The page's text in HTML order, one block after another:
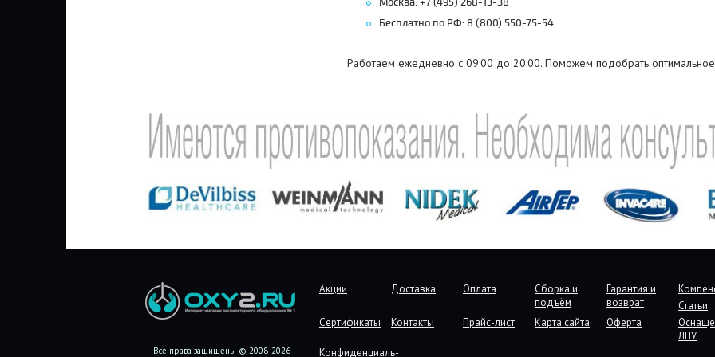
Бесплатно по РФ: 8 (800) 550-75-54
Работаем ежедневно с 09:00 до 20:00. Поможем подобрать
Все права защищены © 2008-2026
Акции Доставка Оплата
Сборка и
подъём
Гарантия и
возврат
Статьи
Сертификаты
Контакты Прайс-лист Карта сайта Оферта
ЛПУ
Конфиденциаль-